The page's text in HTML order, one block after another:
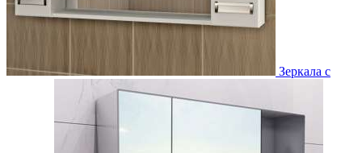
Зеркала с